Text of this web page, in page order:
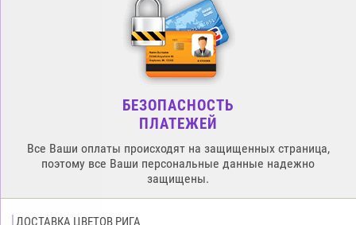
БЕЗОПАСНОСТЬ
ПЛАТЕЖЕЙ
Все Ваши оплаты происходят на защищенных страница,
поэтому все Ваши персональные данные надежно
защищены.
ДОСТАВКА ЦВЕТОВ РИГА